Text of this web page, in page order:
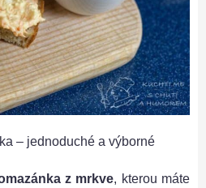
– jednoduché a výborné
z mrkve, kterou máte